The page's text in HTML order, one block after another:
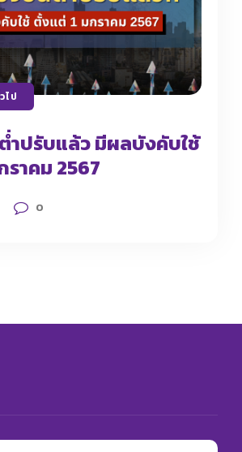
ไป
ำปรับแล้ว มีผลบังคับใช้
ราคม 2567
0